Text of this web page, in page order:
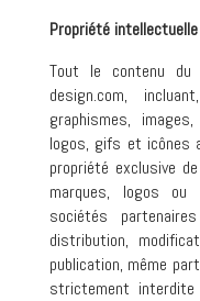
Propriété
Tout le contenu
design.com,
graphismes,
logos, gifs et icônes
propriété exclusive
marques, logos ou
sociétés
distribution,
publication, même
strictement